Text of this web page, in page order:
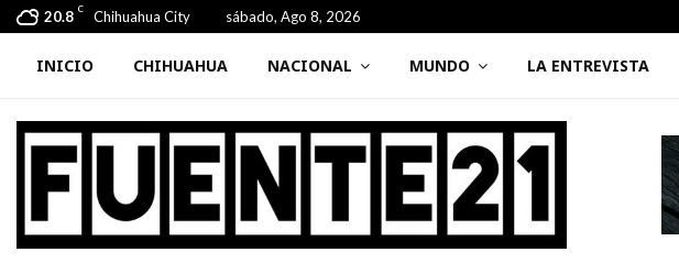
20.8 C Chihuahua City sábado, Ago 8, 2026
INICIO CHIHUAHUA NACIONAL MUNDO LA ENTREVISTA